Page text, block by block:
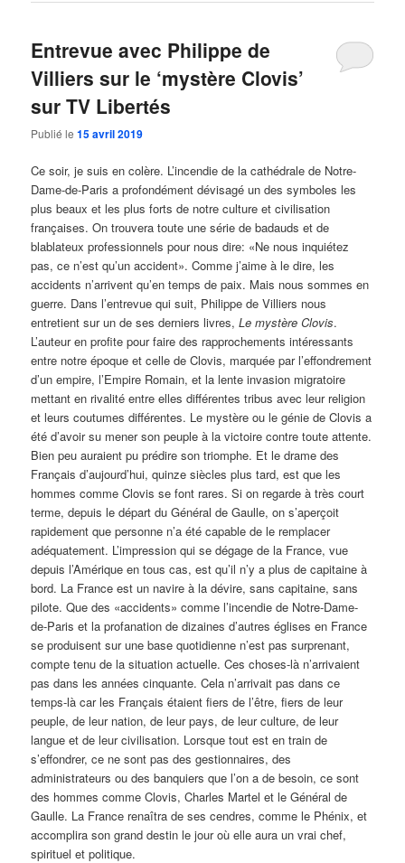
Entrevue avec Philippe de
Villiers sur le ‘mystère Clovis’
sur TV Libertés
Publié le15 avril 2019
Ce soir, je suis en colère. L’incendie de la cathédrale de Notre-
Dame-de-Paris a profondément dévisagé un des symboles les
plus beaux et les plus forts de notre culture et civilisation
françaises. On trouvera toute une série de badauds et de
blablateux professionnels pour nous dire: «Ne nous inquiétez
pas, ce n’est qu’un accident». Comme j’aime à le dire, les
accidents n’arrivent qu’en temps de paix. Mais nous sommes en
guerre. Dans l’entrevue qui suit, Philippe de Villiers nous
entretient sur un de ses derniers livres, Le mystère Clovis.
L’auteur en profite pour faire des rapprochements intéressants
entre notre époque et celle de Clovis, marquée par l’effondrement
d’un empire, l’Empire Romain, et la lente invasion migratoire
mettant en rivalité entre elles différentes tribus avec leur religion
et leurs coutumes différentes. Le mystère ou le génie de Clovis a
été d’avoir su mener son peuple à la victoire contre toute attente.
Bien peu auraient pu prédire son triomphe. Et le drame des
Français d’aujourd’hui, quinze siècles plus tard, est que les
hommes comme Clovis se font rares. Si on regarde à très court
terme, depuis le départ du Général de Gaulle, on s’aperçoit
rapidement que personne n’a été capable de le remplacer
adéquatement. L’impression qui se dégage de la France, vue
depuis l’Amérique en tous cas, est qu’il n’y a plus de capitaine à
bord. La France est un navire à la dévire, sans capitaine, sans
pilote. Que des «accidents» comme l’incendie de Notre-Dame-
de-Paris et la profanation de dizaines d’autres églises en France
se produisent sur une base quotidienne n’est pas surprenant,
compte tenu de la situation actuelle. Ces choses-là n’arrivaient
pas dans les années cinquante. Cela n’arrivait pas dans ce
temps-là car les Français étaient fiers de l’être, fiers de leur
peuple, de leur nation, de leur pays, de leur culture, de leur
langue et de leur civilisation. Lorsque tout est en train de
s’effondrer, ce ne sont pas des gestionnaires, des
administrateurs ou des banquiers que l’on a de besoin, ce sont
des hommes comme Clovis, Charles Martel et le Général de
Gaulle. La France renaîtra de ses cendres, comme le Phénix, et
accomplira son grand destin le jour où elle aura un vrai chef,
spirituel et politique.